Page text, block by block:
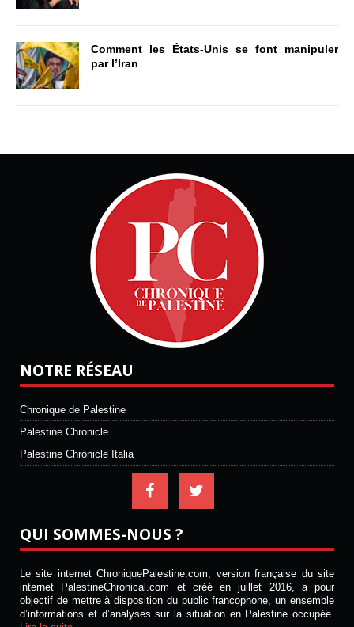
Comment les États-Unis se font manipuler
par l’Iran
NOTRE RÉSEAU
Chronique de Palestine
Palestine Chronicle
Palestine Chronicle Italia
QUI SOMMES-NOUS ?
Le site internet ChroniquePalestine.com, version française du site
internet PalestineChronical.com et créé en juillet 2016, a pour
objectif de mettre à disposition du public francophone, un ensemble
d’informations et d’analyses sur la situation en Palestine occupée.